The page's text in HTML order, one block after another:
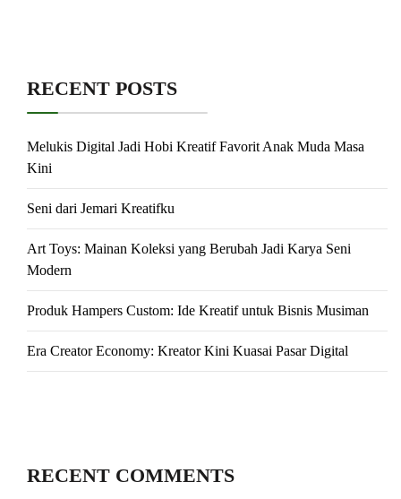
RECENT POSTS
Melukis Digital Jadi Hobi Kreatif Favorit Anak Muda Masa
Kini
Seni dari Jemari Kreatifku
Art Toys: Mainan Koleksi yang Berubah Jadi Karya Seni
Modern
Produk Hampers Custom: Ide Kreatif untuk Bisnis Musiman
Era Creator Economy: Kreator Kini Kuasai Pasar Digital
RECENT COMMENTS